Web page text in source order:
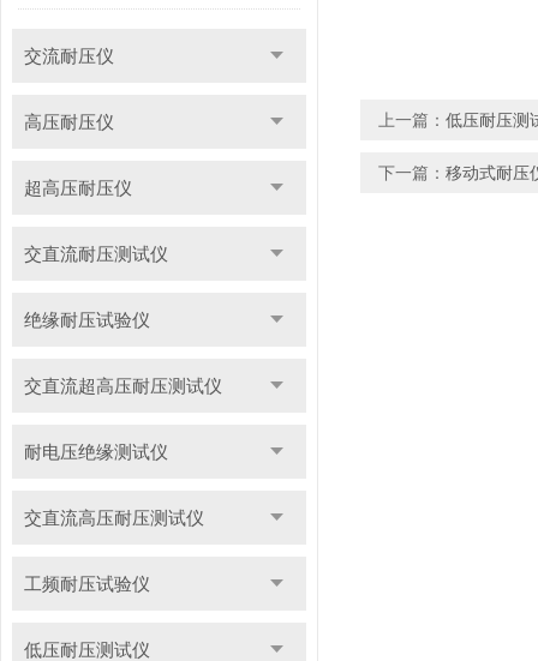
交流耐压仪
高压耐压仪
超高压耐压仪
交直流耐压测试仪
绝缘耐压试验仪
交直流超高压耐压测试仪
耐电压绝缘测试仪
交直流高压耐压测试仪
工频耐压试验仪
低压耐压测试仪
上一篇： 低压耐压测
下一篇： 移动式耐压